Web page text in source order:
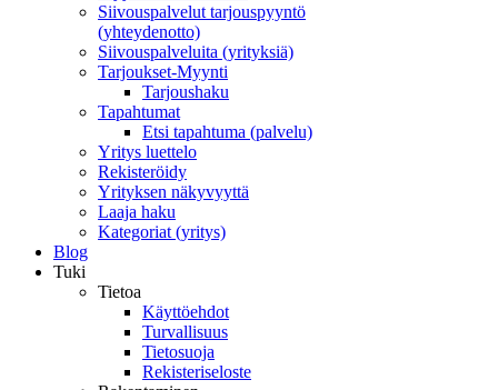
Siivouspalvelut tarjouspyyntö
(yhteydenotto)
Siivouspalveluita (yrityksiä)
Tarjoukset-Myynti
Tarjoushaku
Tapahtumat
Etsi tapahtuma (palvelu)
Yritys luettelo
Rekisteröidy
Yrityksen näkyvyyttä
Laaja haku
Kategoriat (yritys)
Blog
Tuki
Tietoa
Käyttöehdot
Turvallisuus
Tietosuoja
Rekisteriseloste